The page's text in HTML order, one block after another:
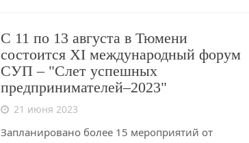
С 11 по 13 августа в Тюмени
состоится XI международный форум
СУП – "Слет успешных
предпринимателей–2023"
21 июня 2023
Запланировано более 15 мероприятий от